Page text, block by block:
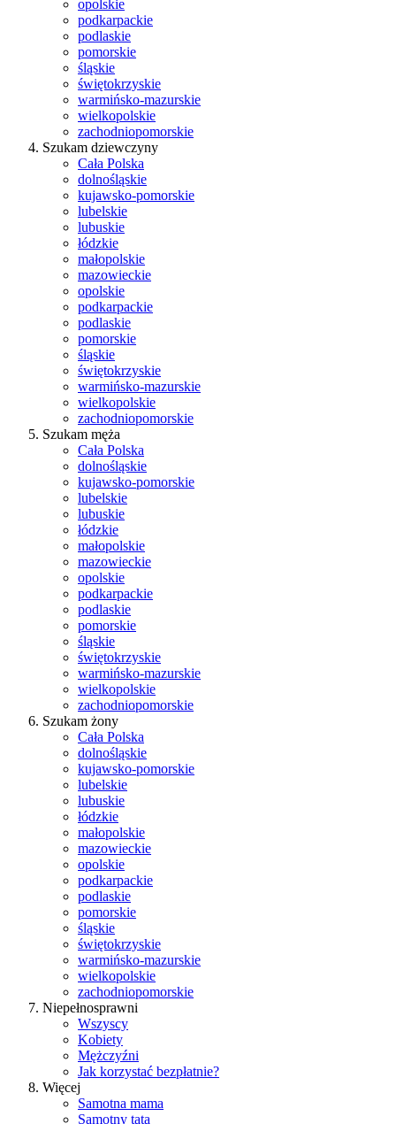
opolskie
podkarpackie
podlaskie
pomorskie
śląskie
świętokrzyskie
warmińsko-mazurskie
wielkopolskie
zachodniopomorskie
Szukam dziewczyny
Cała Polska
dolnośląskie
kujawsko-pomorskie
lubelskie
lubuskie
łódzkie
małopolskie
mazowieckie
opolskie
podkarpackie
podlaskie
pomorskie
śląskie
świętokrzyskie
warmińsko-mazurskie
wielkopolskie
zachodniopomorskie
Szukam męża
Cała Polska
dolnośląskie
kujawsko-pomorskie
lubelskie
lubuskie
łódzkie
małopolskie
mazowieckie
opolskie
podkarpackie
podlaskie
pomorskie
śląskie
świętokrzyskie
warmińsko-mazurskie
wielkopolskie
zachodniopomorskie
Szukam żony
Cała Polska
dolnośląskie
kujawsko-pomorskie
lubelskie
lubuskie
łódzkie
małopolskie
mazowieckie
opolskie
podkarpackie
podlaskie
pomorskie
śląskie
świętokrzyskie
warmińsko-mazurskie
wielkopolskie
zachodniopomorskie
Niepełnosprawni
Wszyscy
Kobiety
Mężczyźni
Jak korzystać bezpłatnie?
Więcej
Samotna mama
Samotny tata